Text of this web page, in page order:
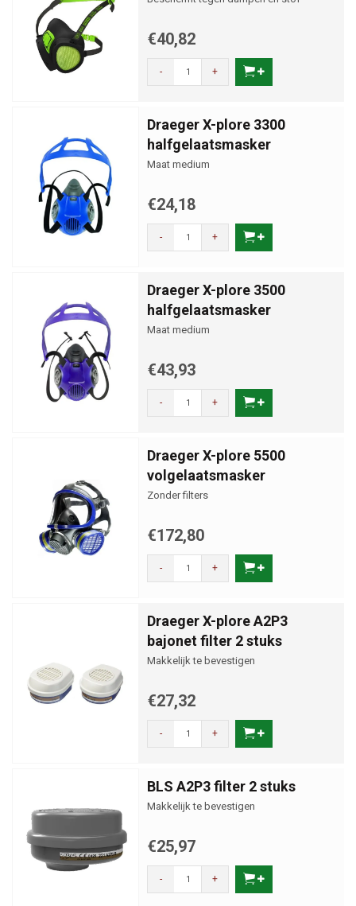
€40,82
- +
Draeger X-plore 3300
halfgelaatsmasker
Maat medium
€24,18
- +
Draeger X-plore 3500
halfgelaatsmasker
Maat medium
€43,93
- +
Draeger X-plore 5500
volgelaatsmasker
Zonder filters
€172,80
- +
Draeger X-plore A2P3
bajonet filter 2 stuks
Makkelijk te bevestigen
€27,32
- +
BLS A2P3 filter 2 stuks
Makkelijk te bevestigen
€25,97
- +